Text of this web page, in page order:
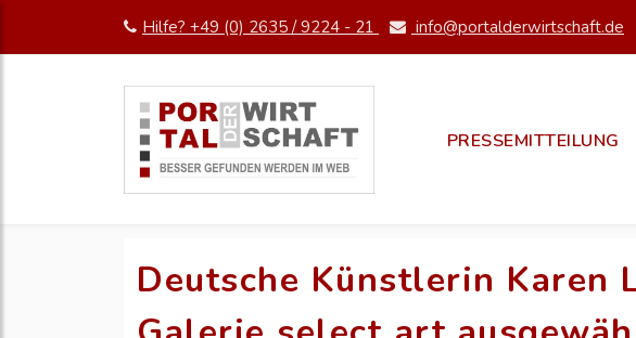
Hilfe? +49 (0) 2635 / 9224 - 21 info@portalderwirtschaft.de
PRESSEMITTEILUNG
Deutsche Künstlerin Karen